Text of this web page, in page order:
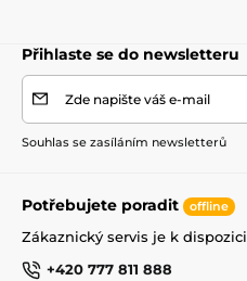
Přihlaste se do newsletteru
Zde napište váš e-mail
Souhlas se zasíláním newsletterů
Potřebujete poradit offline
Zákaznický servis je k dispozici
+420 777 811 888